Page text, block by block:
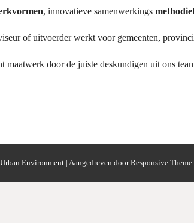
, innovatieve samenwerkings
of uitvoerder werkt voor gemeenten,
maatwerk door de juiste deskundigen uit ons
Environment | Aangedreven doorResponsive Theme